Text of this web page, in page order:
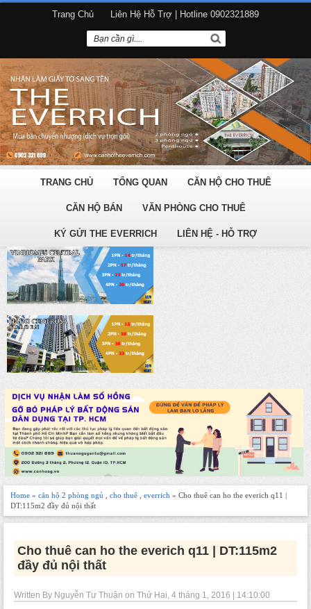
Trang Chủ Liên Hệ Hỗ Trợ | Hotline 0902321889
TRANG CHỦ TỔNG QUAN CĂN HỘ CHO THUÊ
CĂN HỘ BÁN VĂN PHÒNG CHO THUÊ
KÝ GỬI THE EVERRICH LIÊN HỆ - HỖ TRỢ
Home » căn hộ 2 phòng ngủ cho thuê everrich » Cho thuê can ho the everich q11 |
DT:115m2 đầy đủ nội thất
Cho thuê can ho the everich q11 | DT:115m2
đầy đủ nội thất
Written By Nguyễn Tư Thuận on Thứ Hai, 4 tháng 1, 2016 | 14:10:00